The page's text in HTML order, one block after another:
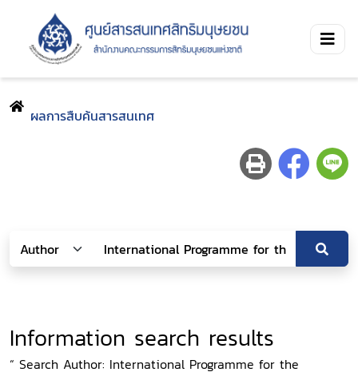
ผลการสืบค้นสารสนเทศ
Information search results
“ Search Author: International Programme for the